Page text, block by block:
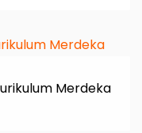
Merdeka